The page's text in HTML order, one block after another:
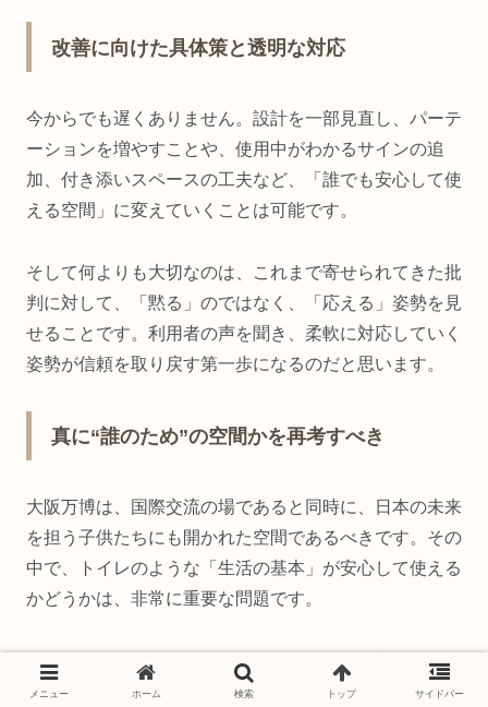
改善に向けた具体策と透明な対応
今からでも遅くありません。設計を一部見直し、パーテ
ーションを増やすことや、使用中がわかるサインの追
加、付き添いスペースの工夫など、「誰でも安心して使
える空間」に変えていくことは可能です。
そして何よりも大切なのは、これまで寄せられてきた批
判に対して、「黙る」のではなく、「応える」姿勢を見
せることです。利用者の声を聞き、柔軟に対応していく
姿勢が信頼を取り戻す第一歩になるのだと思います。
真に“誰のため”の空間かを再考すべき
大阪万博は、国際交流の場であると同時に、日本の未来
を担う子供たちにも開かれた空間であるべきです。その
中で、トイレのような「生活の基本」が安心して使える
かどうかは、非常に重要な問題です。
子供たちに「怖くない」「恥ずかしくない」空間を届け
ること。それは大人の責任であり、社会全体で取り組む
メニュー ホーム 検索 トップ サイドバー